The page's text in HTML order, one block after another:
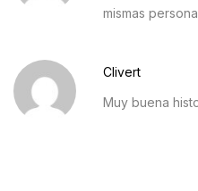
mismas
Clivert
Muy buena